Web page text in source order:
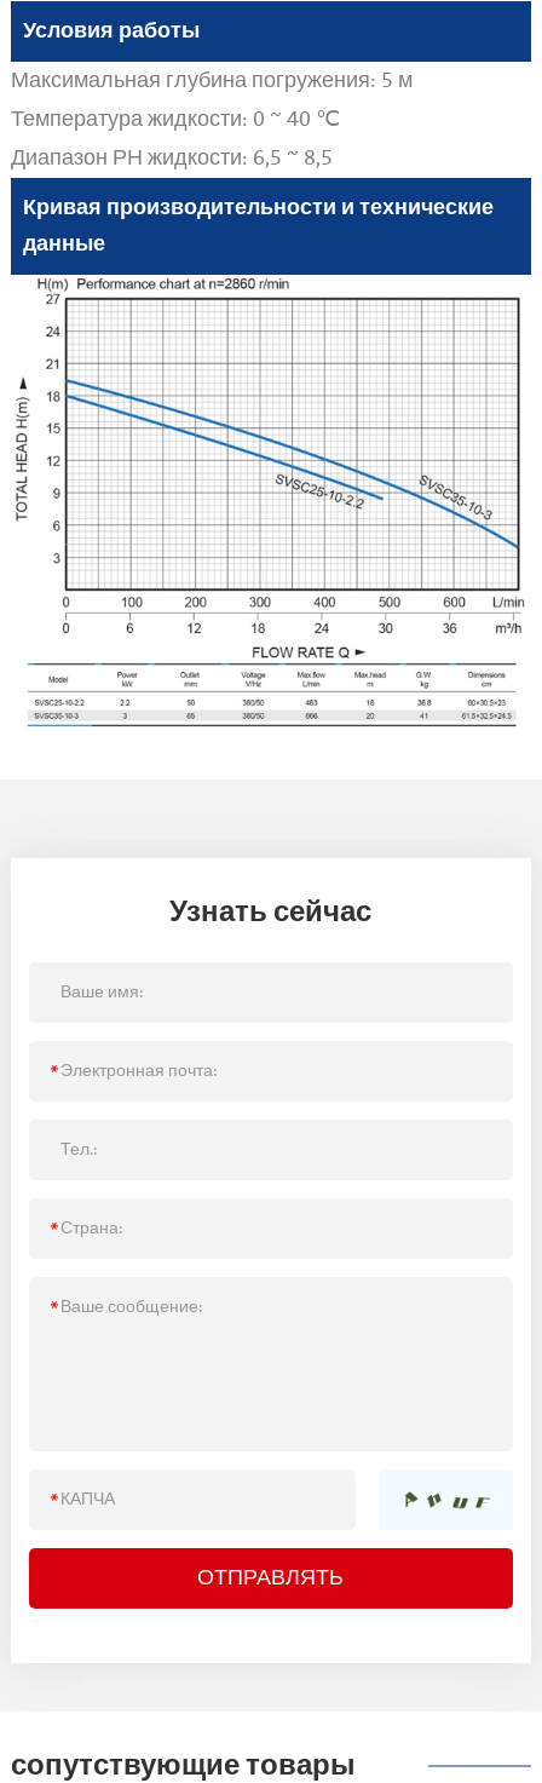
Условия работы
Максимальная глубина погружения: 5 м
Температура жидкости: 0 ~ 40 ℃
Диапазон РН жидкости: 6,5 ~ 8,5
Кривая производительности и технические
данные
Узнать сейчас
сопутствующие товары